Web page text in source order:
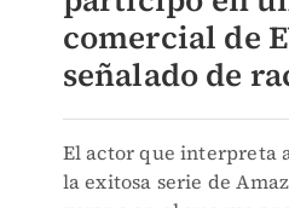
comercial de
señalado de
El actor que interpreta
la exitosa serie de